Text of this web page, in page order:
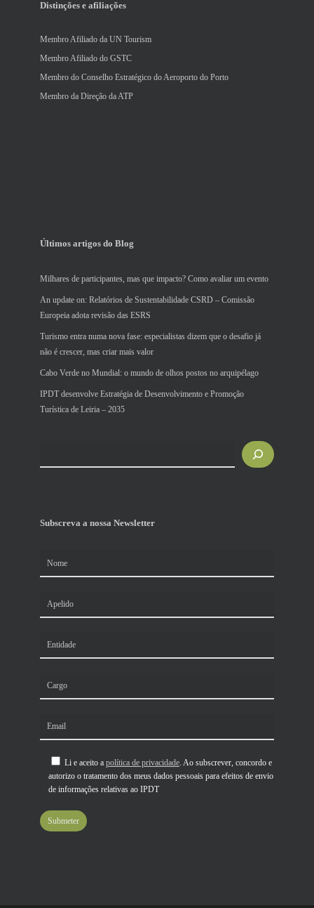
Distinções e afiliações
Membro Afiliado da UN Tourism
Membro Afiliado do GSTC
Membro do Conselho Estratégico do Aeroporto do Porto
Membro da Direção da ATP
Últimos artigos do Blog
Milhares de participantes, mas que impacto? Como avaliar um evento
An update on: Relatórios de Sustentabilidade CSRD – Comissão
Europeia adota revisão das ESRS
Turismo entra numa nova fase: especialistas dizem que o desafio já
não é crescer, mas criar mais valor
Cabo Verde no Mundial: o mundo de olhos postos no arquipélago
IPDT desenvolve Estratégia de Desenvolvimento e Promoção
Turística de Leiria – 2035
Subscreva a nossa Newsletter
Li e aceito a política de privacidade. Ao subscrever, concordo e
autorizo o tratamento dos meus dados pessoais para efeitos de envio
de informações relativas ao IPDT